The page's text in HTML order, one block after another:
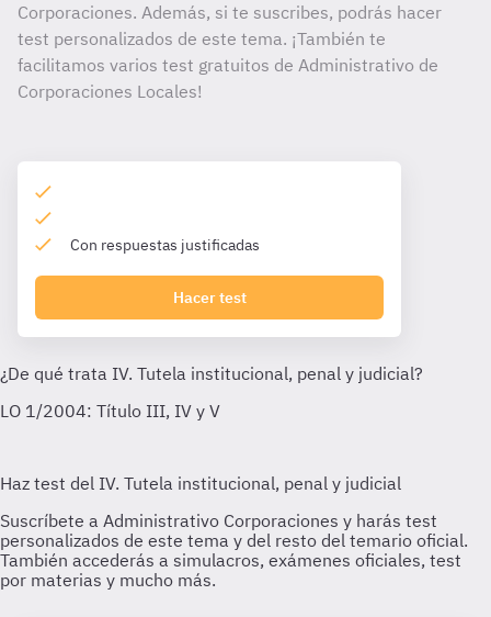
Corporaciones. Además, si te suscribes, podrás hacer
test personalizados de este tema. ¡También te
facilitamos varios test gratuitos de Administrativo de
Corporaciones Locales!
Con respuestas justificadas
Hacer test